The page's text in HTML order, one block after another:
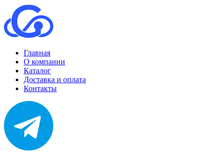
Главная
О компании
Каталог
Доставка и оплата
Контакты